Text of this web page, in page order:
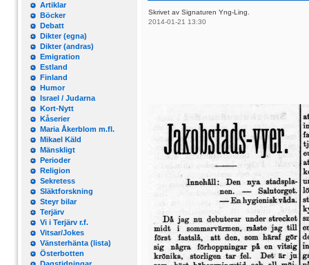
Artiklar
Böcker
Debatt
Dikter (egna)
Dikter (andras)
Emigration
Estland
Finland
Humor
Israel / Judarna
Kort-Nytt
Kåserier
Maria Åkerblom m.fl.
Mikael Käld
Mänskligt
Perioder
Religion
Sekretess
Släktforskning
Steyr bilar
Terjärv
Vi i Terjärv r.f.
Vitsar/Jokes
Vänsterhänta (lista)
Österbotten
Skrivet av Signaturen Yng-Ling.
2014-01-21 13:30